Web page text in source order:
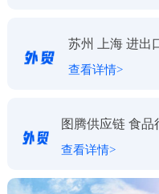
苏州 上海 进出
代理
查看详情>
图腾供应链 食
易
查看详情>